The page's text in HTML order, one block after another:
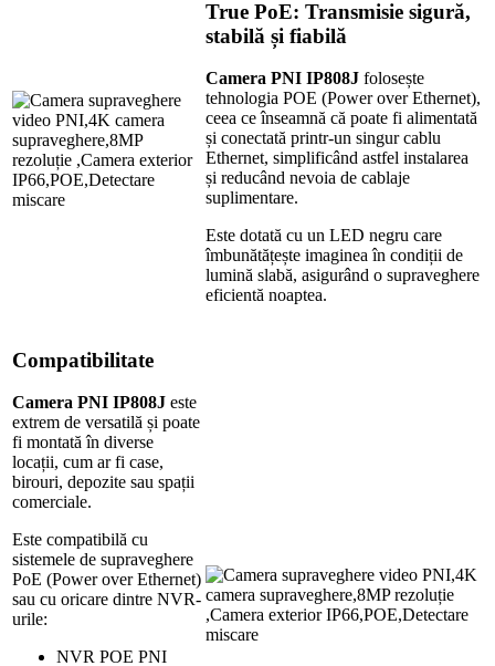
True PoE: Transmisie sigură,
stabilă și fiabilă
Camera PNI IP808J folosește
tehnologia POE (Power over Ethernet),
ceea ce înseamnă că poate fi alimentată
și conectată printr-un singur cablu
Ethernet, simplificând astfel instalarea
și reducând nevoia de cablaje
suplimentare.
Este dotată cu un LED negru care
îmbunătățește imaginea în condiții de
lumină slabă, asigurând o supraveghere
eficientă noaptea.
Compatibilitate
Camera PNI IP808J este
extrem de versatilă și poate
fi montată în diverse
locații, cum ar fi case,
birouri, depozite sau spații
comerciale.
Este compatibilă cu
sistemele de supraveghere
PoE (Power over Ethernet)
sau cu oricare dintre NVR-
urile:
NVR POE PNI